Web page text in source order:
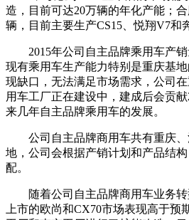
造，目前可达20万辆的年化产能；
辆，目前主要生产CS15、悦翔V7和
2015年公司自主品牌乘用车产
现有乘用车生产能力特别是重庆基
现缺口，无法满足市场需求，公司
用车工厂正在建设中，建成后会贡
来几年自主品牌乘用车的发展。
公司自主品牌商用车共有重庆
地，公司会根据产销计划和产品结
配。
随着公司自主品牌商用车业务
上市的欧尚和CX70市场表现高于预